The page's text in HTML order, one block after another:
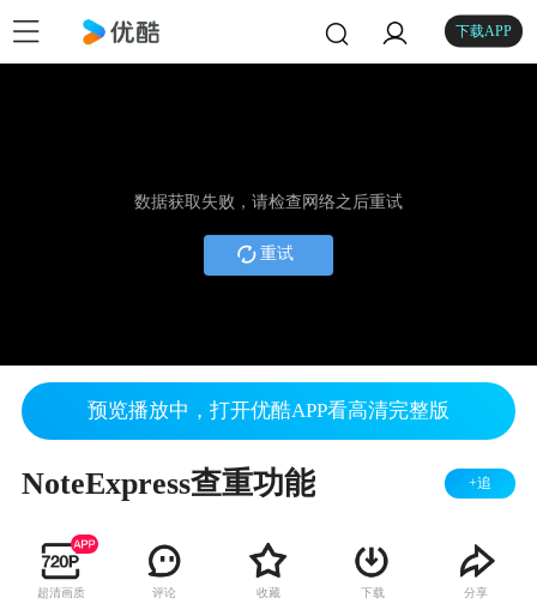
下载APP
数据获取失败，请检查网络之后重试
重试
预览播放中，打开优酷APP看高清完整版
NoteExpress查重功能 +追
超清画质 评论 收藏 下载 分享